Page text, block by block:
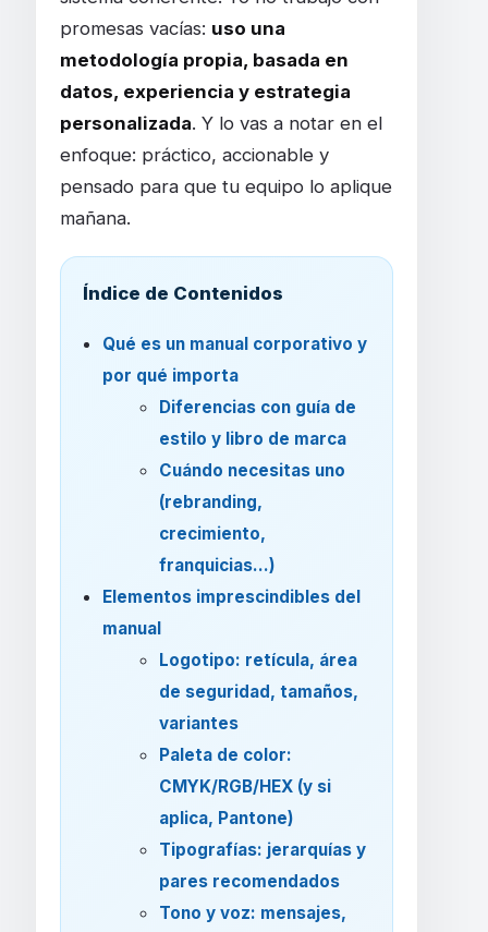
promesas vacías: uso una
metodología propia, basada en
datos, experiencia y estrategia
personalizada. Y lo vas a notar en el
enfoque: práctico, accionable y
pensado para que tu equipo lo aplique
mañana.
Índice de Contenidos
Qué es un manual corporativo y
por qué importa
Diferencias con guía de
estilo y libro de marca
Cuándo necesitas uno
(rebranding,
crecimiento,
franquicias…)
Elementos imprescindibles del
manual
Logotipo: retícula, área
de seguridad, tamaños,
variantes
Paleta de color:
CMYK/RGB/HEX (y si
aplica, Pantone)
Tipografías: jerarquías y
pares recomendados
Tono y voz: mensajes,